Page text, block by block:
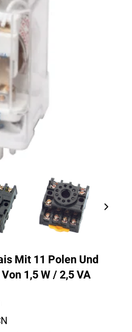
Mit 11 Polen Und
1,5 W / 2,5 VA